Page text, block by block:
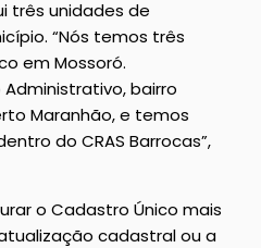
três unidades de
“Nós temos três
em Mossoró.
bairro
Maranhão, e temos
do CRAS Barrocas”,
o Cadastro Único mais
cadastral ou a